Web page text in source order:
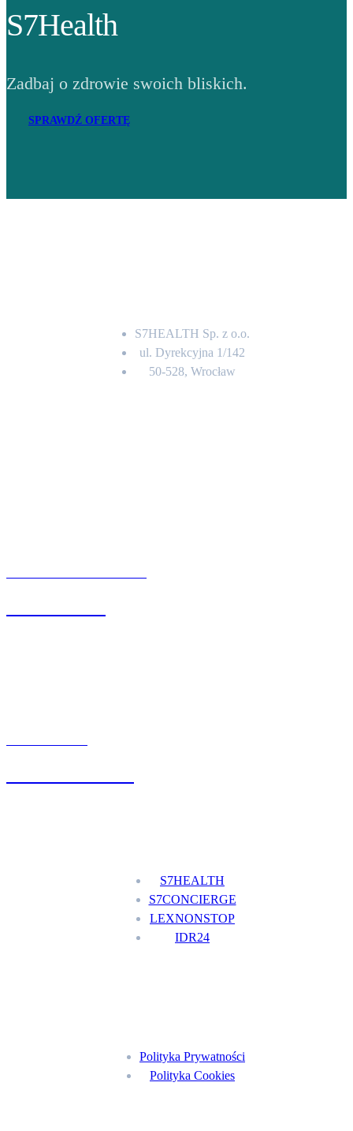
S7Health
Zadbaj o zdrowie swoich bliskich.
SPRAWDŹ OFERTĘ
S7HEALTH Sp. z o.o.
ul. Dyrekcyjna 1/142
50-528, Wrocław
S7HEALTH
S7CONCIERGE
LEXNONSTOP
IDR24
Polityka Prywatności
Polityka Cookies